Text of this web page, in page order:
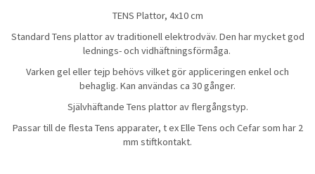
TENS Plattor, 4x10 cm
Standard Tens plattor av traditionell elektrodväv. Den har mycket god
lednings- och vidhäftningsförmåga.
Varken gel eller tejp behövs vilket gör appliceringen enkel och
behaglig. Kan användas ca 30 gånger.
Självhäftande Tens plattor av flergångstyp.
Passar till de flesta Tens apparater, t ex Elle Tens och Cefar som har 2
mm stiftkontakt.